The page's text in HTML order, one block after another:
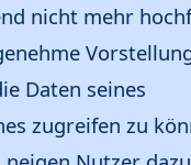
nicht mehr
Daten seines
zugreifen zu